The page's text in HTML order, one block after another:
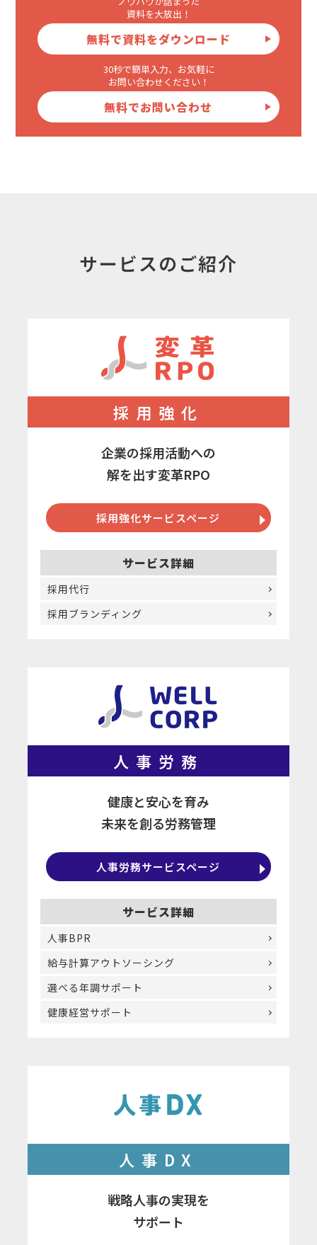
資料を大放出！
無料で資料をダウンロード
30秒で簡単入力、お気軽に
お問い合わせください！
無料でお問い合わせ
サービスのご紹介
採用強化
企業の採用活動への
解を出す変革RPO
採用強化サービスページ
サービス詳細
採用代行
採用ブランディング
人事労務
健康と安心を育み
未来を創る労務管理
人事労務サービスページ
サービス詳細
人事BPR
給与計算アウトソーシング
選べる年調サポート
健康経営サポート
人事DX
戦略人事の実現を
サポート